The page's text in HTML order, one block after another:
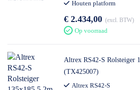
Houten platform
€ 2.434,00 excl. BTW
Op voorraad
Altrex RS42-S Rolsteiger
(TX425007)
Altrex RS42-S